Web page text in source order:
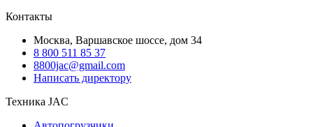
Контакты
Москва, Варшавское шоссе, дом 34
8 800 511 85 37
8800jac@gmail.com
Написать директору
Техника JAC